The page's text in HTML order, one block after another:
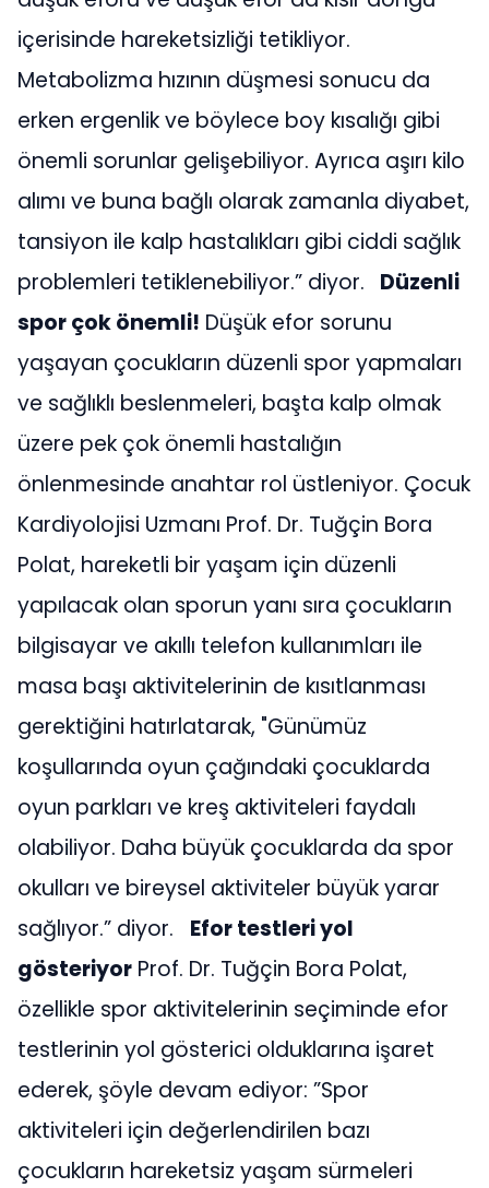
içerisinde hareketsizliği tetikliyor.
Metabolizma hızının düşmesi sonucu da
erken ergenlik ve böylece boy kısalığı gibi
önemli sorunlar gelişebiliyor. Ayrıca aşırı kilo
alımı ve buna bağlı olarak zamanla diyabet,
tansiyon ile kalp hastalıkları gibi ciddi sağlık
problemleri tetiklenebiliyor.” diyor. Düzenli
spor çok önemli! Düşük efor sorunu
yaşayan çocukların düzenli spor yapmaları
ve sağlıklı beslenmeleri, başta kalp olmak
üzere pek çok önemli hastalığın
önlenmesinde anahtar rol üstleniyor. Çocuk
Kardiyolojisi Uzmanı Prof. Dr. Tuğçin Bora
Polat, hareketli bir yaşam için düzenli
yapılacak olan sporun yanı sıra çocukların
bilgisayar ve akıllı telefon kullanımları ile
masa başı aktivitelerinin de kısıtlanması
gerektiğini hatırlatarak, "Günümüz
koşullarında oyun çağındaki çocuklarda
oyun parkları ve kreş aktiviteleri faydalı
olabiliyor. Daha büyük çocuklarda da spor
okulları ve bireysel aktiviteler büyük yarar
sağlıyor.” diyor. Efor testleri yol
gösteriyor Prof. Dr. Tuğçin Bora Polat,
özellikle spor aktivitelerinin seçiminde efor
testlerinin yol gösterici olduklarına işaret
ederek, şöyle devam ediyor: ”Spor
aktiviteleri için değerlendirilen bazı
çocukların hareketsiz yaşam sürmeleri